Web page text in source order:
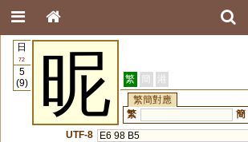
日
72
5
(9)
昵 繁 簡 港
繁簡對應
繁
簡
UTF-8
E6 98 B5